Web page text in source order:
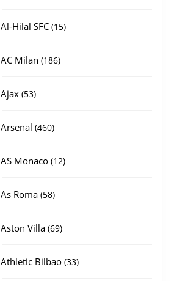
Al-Hilal SFC 1515
AC Milan 186186
Ajax 5353
Arsenal 460460
AS Monaco 1212
As Roma 5858
Aston Villa 6969
Athletic Bilbao 3333